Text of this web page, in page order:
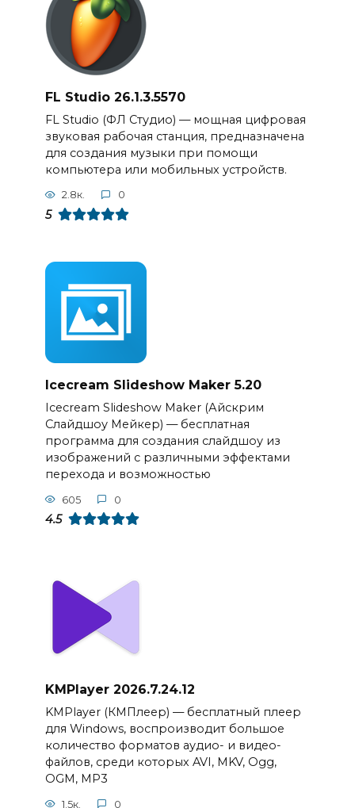
FL Studio 26.1.3.5570
FL Studio (ФЛ Студио) — мощная цифровая
звуковая рабочая станция, предназначена
для создания музыки при помощи
компьютера или мобильных устройств.
2.8к. 0
5
Icecream Slideshow Maker 5.20
Icecream Slideshow Maker (Айскрим
Слайдшоу Мейкер) — бесплатная
программа для создания слайдшоу из
изображений с различными эффектами
перехода и возможностью
605 0
4.5
KMPlayer 2026.7.24.12
KMPlayer (КМПлеер) — бесплатный плеер
для Windows, воспроизводит большое
количество форматов аудио- и видео-
файлов, среди которых AVI, MKV, Ogg,
OGM, MP3
1.5к. 0